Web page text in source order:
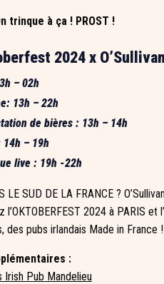
trinque à ça ! PROST !
2024 x
– 02h
13h – 22h
de bières : 13h – 14h
14h – 19h
live : 19h -22h
LE SUD DE LA FRANCE ?
l’OKTOBERFEST 2024 à PARIS et
des pubs irlandais Made in France !
:
Irish Pub Mandelieu